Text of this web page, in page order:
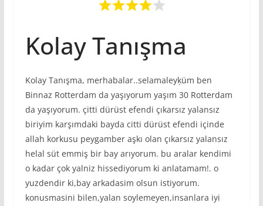
Kolay Tanışma
Kolay Tanışma, merhabalar..selamaleyķüm ben
Binnaz Rotterdam da yaşıyorum yaşım 30 Rotterdam
da yaşıyorum. çitti dürüst efendi çıkarsız yalansız
biriyim karşımdaki bayda citti dürüst efendi içinde
allah korkusu peygamber aşkı olan çıkarsız yalansız
helal süt emmiş bir bay arıyorum. bu aralar kendimi
o kadar çok yalniz hissediyorum ki anlatamam!. o
yuzdendir ki,bay arkadasim olsun istiyorum.
konusmasini bilen,yalan soylemeyen,insanlara iyi